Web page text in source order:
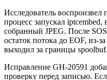
Исследователь воспроизвел
процесс запускал
собранный JPEG. После
остаток потока до EOF, из-
выходил за границы spoolbuf.
Исправление GH-20591
проверку перед записью.